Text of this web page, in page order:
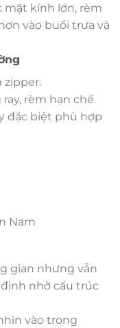
mặt kính lớn, rèm
vào buổi trưa và
zipper.
rèm hạn chế
đặc biệt phù hợp
Nam
gian nhưng vẫn
nhờ cấu trúc
vào trong